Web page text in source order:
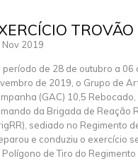
Nov 2019
período de 28 de outubro a 06
de 2019, o Grupo de
(GAC) 10,5 Rebocado,
da Brigada de Reação
sediado no Regimento
e conduziu o exercício
Polígono de Tiro do